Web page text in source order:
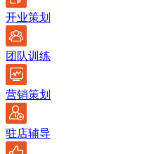
开业策划
团队训练
营销策划
驻店辅导